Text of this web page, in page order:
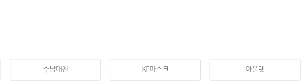
수납대전 KF마스크 아울렛